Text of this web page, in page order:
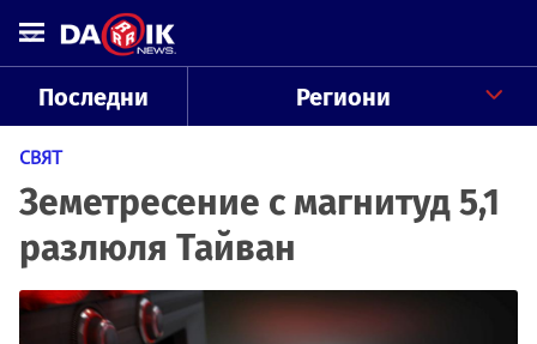
Последни Региони
СВЯТ
Земетресение с магнитуд 5,1
разлюля Тайван